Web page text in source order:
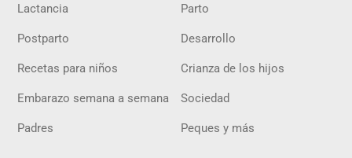
Lactancia Parto
Postparto Desarrollo
Recetas para niños Crianza de los hijos
Embarazo semana a semana Sociedad
Padres Peques y más